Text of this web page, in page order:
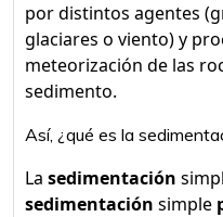
por distintos agentes
glaciares o viento) y
meteorización de las
sedimento.
Así, ¿qué es la
La sedimentación
sedimentación simple